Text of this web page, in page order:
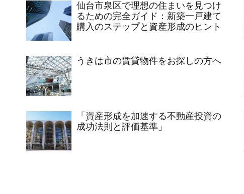
仙台市泉区で理想の住まいを見つけ
るための完全ガイド：新築一戸建て
購入のステップと資産形成のヒント
うきは市の賃貸物件をお探しの方へ
「資産形成を加速する不動産投資の
成功法則と評価基準」